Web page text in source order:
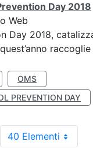
Day 2018
Web
Day 2018,
OMS
PREVENTION DAY
40 Elementi